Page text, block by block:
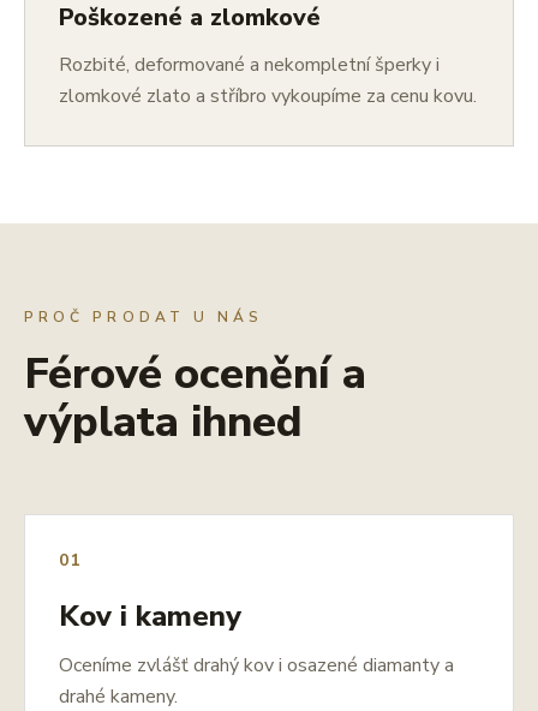
Poškozené a zlomkové
Rozbité, deformované a nekompletní šperky i
zlomkové zlato a stříbro vykoupíme za cenu kovu.
PROČ PRODAT U NÁS
Férové ocenění a
výplata ihned
01
Kov i kameny
Oceníme zvlášť drahý kov i osazené diamanty a
drahé kameny.